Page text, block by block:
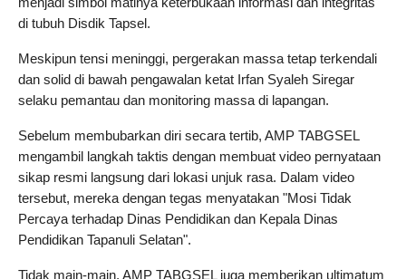
di tubuh Disdik Tapsel.
Meskipun tensi meninggi, pergerakan massa tetap terkendali
dan solid di bawah pengawalan ketat Irfan Syaleh Siregar
selaku pemantau dan monitoring massa di lapangan.
Sebelum membubarkan diri secara tertib, AMP TABGSEL
mengambil langkah taktis dengan membuat video pernyataan
sikap resmi langsung dari lokasi unjuk rasa. Dalam video
tersebut, mereka dengan tegas menyatakan "Mosi Tidak
Percaya terhadap Dinas Pendidikan dan Kepala Dinas
Pendidikan Tapanuli Selatan".
Tidak main-main, AMP TABGSEL juga memberikan ultimatum